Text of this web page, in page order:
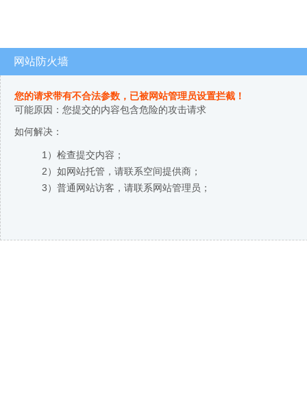
网站防火墙
您的请求带有不合法参数，已被网站管理员设置拦截！
可能原因：您提交的内容包含危险的攻击请求
如何解决：
1）检查提交内容；
2）如网站托管，请联系空间提供商；
3）普通网站访客，请联系网站管理员；